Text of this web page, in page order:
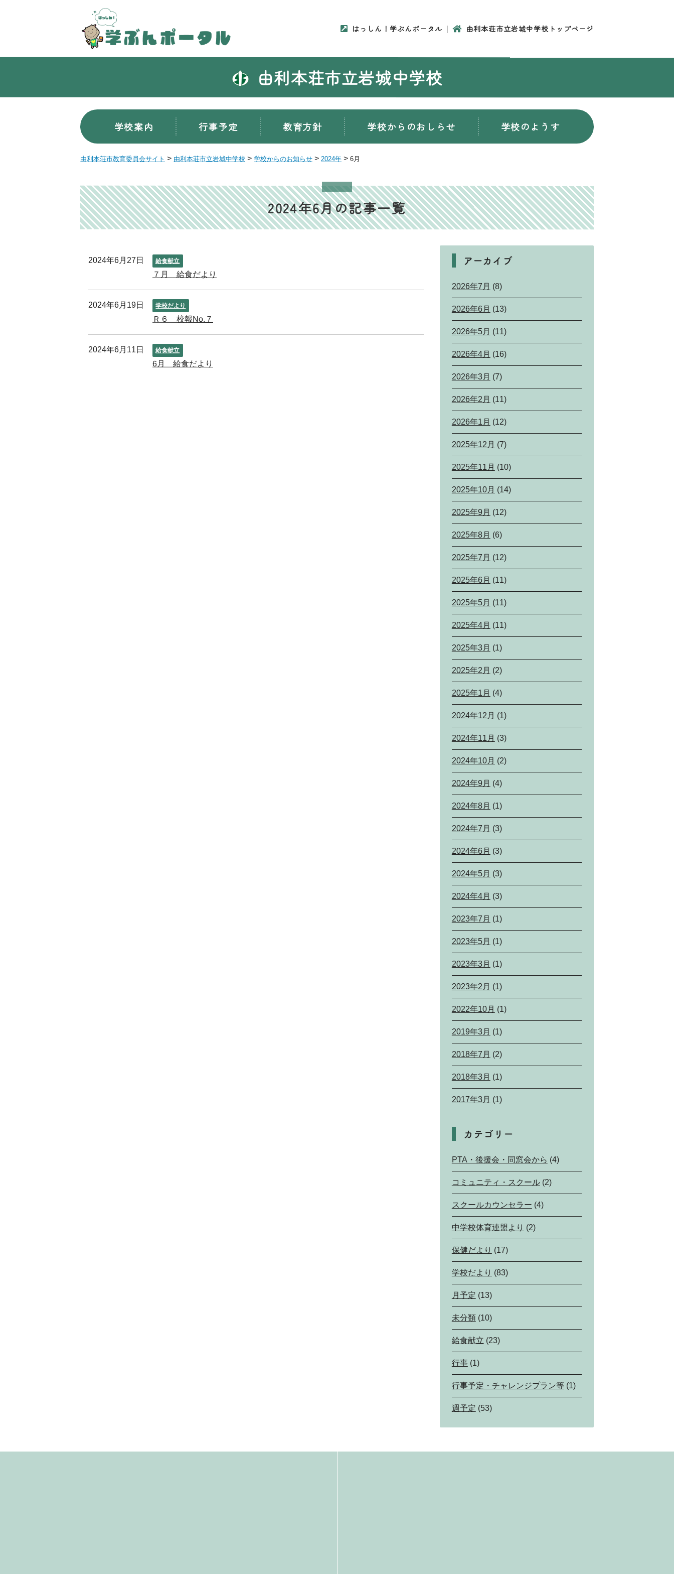
はっしん！学ぶんポータル 由利本荘市立岩城中学校トップページ
由利本荘市立岩城中学校
学校案内 行事予定 教育方針 学校からのおしらせ 学校のようす
由利本荘市教育委員会サイト > 由利本荘市立岩城中学校 > 学校からのお知らせ > 2024年 > 6月
2024年6月の記事一覧
2024年6月27日 給食献立
７月 給食だより
2024年6月19日 学校だより
Ｒ６ 校報No.７
2024年6月11日 給食献立
6月 給食だより
アーカイブ
2026年7月 (8)
2026年6月 (13)
2026年5月 (11)
2026年4月 (16)
2026年3月 (7)
2026年2月 (11)
2026年1月 (12)
2025年12月 (7)
2025年11月 (10)
2025年10月 (14)
2025年9月 (12)
2025年8月 (6)
2025年7月 (12)
2025年6月 (11)
2025年5月 (11)
2025年4月 (11)
2025年3月 (1)
2025年2月 (2)
2025年1月 (4)
2024年12月 (1)
2024年11月 (3)
2024年10月 (2)
2024年9月 (4)
2024年8月 (1)
2024年7月 (3)
2024年6月 (3)
2024年5月 (3)
2024年4月 (3)
2023年7月 (1)
2023年5月 (1)
2023年3月 (1)
2023年2月 (1)
2022年10月 (1)
2019年3月 (1)
2018年7月 (2)
2018年3月 (1)
2017年3月 (1)
カテゴリー
PTA・後援会・同窓会から (4)
コミュニティ・スクール(2)
スクールカウンセラー (4)
中学校体育連盟より (2)
保健だより (17)
学校だより (83)
月予定 (13)
未分類(10)
給食献立 (23)
行事(1)
行事予定・チャレンジプラン等(1)
週予定 (53)